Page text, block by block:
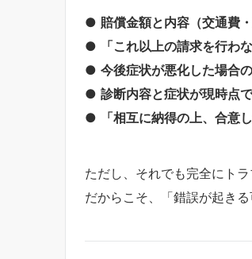
● 賠償金額と内容（交通費
●
「これ以上の請求を行わ
● 今後症状が悪化した場合
● 診断内容と症状が現時点
●
「相互に納得の上、合意
ただし、それでも完全にト
だからこそ、「錯誤が起き